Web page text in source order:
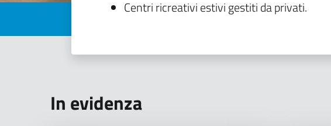
Centri ricreativi estivi gestiti da privati.
In evidenza